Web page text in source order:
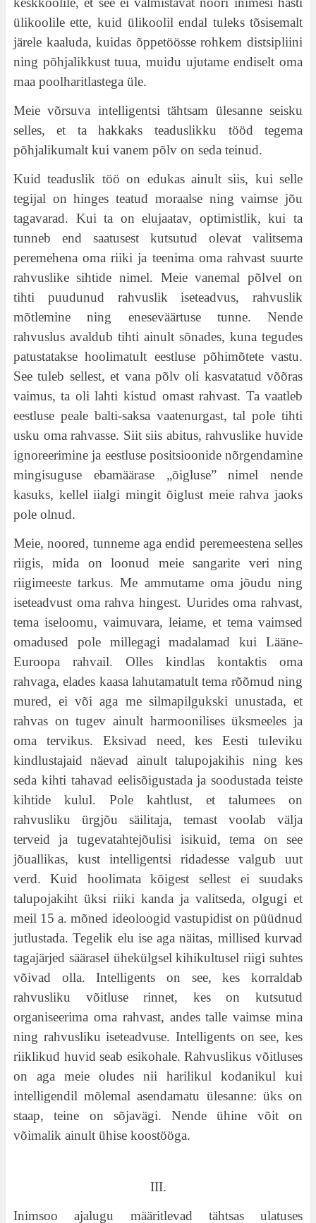
ülikoolile ette, kuid ülikoolil endal tuleks tõsisemalt
järele kaaluda, kuidas õppetöösse rohkem distsipliini
ning põhjalikkust tuua, muidu ujutame endiselt oma
maa poolharitlastega üle.
Meie võrsuva intelligentsi tähtsam ülesanne seisku
selles, et ta hakkaks teaduslikku tööd tegema
põhjalikumalt kui vanem põlv on seda teinud.
Kuid teaduslik töö on edukas ainult siis, kui selle
tegijal on hinges teatud moraalse ning vaimse jõu
tagavarad. Kui ta on elujaatav, optimistlik, kui ta
tunneb end saatusest kutsutud olevat valitsema
peremehena oma riiki ja teenima oma rahvast suurte
rahvuslike sihtide nimel. Meie vanemal põlvel on
tihti puudunud rahvuslik iseteadvus, rahvuslik
mõtlemine ning eneseväärtuse tunne. Nende
rahvuslus avaldub tihti ainult sõnades, kuna tegudes
patustatakse hoolimatult eestluse põhimõtete vastu.
See tuleb sellest, et vana põlv oli kasvatatud võõras
vaimus, ta oli lahti kistud omast rahvast. Ta vaatleb
eestluse peale balti-saksa vaatenurgast, tal pole tihti
usku oma rahvasse. Siit siis abitus, rahvuslike huvide
ignoreerimine ja eestluse positsioonide nõrgendamine
mingisuguse ebamäärase „õigluse” nimel nende
kasuks, kellel iialgi mingit õiglust meie rahva jaoks
pole olnud.
Meie, noored, tunneme aga endid peremeestena selles
riigis, mida on loonud meie sangarite veri ning
riigimeeste tarkus. Me ammutame oma jõudu ning
iseteadvust oma rahva hingest. Uurides oma rahvast,
tema iseloomu, vaimuvara, leiame, et tema vaimsed
omadused pole millegagi madalamad kui Lääne-
Euroopa rahvail. Olles kindlas kontaktis oma
rahvaga, elades kaasa lahutamatult tema rõõmud ning
mured, ei või aga me silmapilgukski unustada, et
rahvas on tugev ainult harmoonilises üksmeeles ja
oma tervikus. Eksivad need, kes Eesti tuleviku
kindlustajaid näevad ainult talupojakihis ning kes
seda kihti tahavad eelisõigustada ja soodustada teiste
kihtide kulul. Pole kahtlust, et talumees on
rahvusliku ürgjõu säilitaja, temast voolab välja
terveid ja tugevatahtejõulisi isikuid, tema on see
jõuallikas, kust intelligentsi ridadesse valgub uut
verd. Kuid hoolimata kõigest sellest ei suudaks
talupojakiht üksi riiki kanda ja valitseda, olgugi et
meil 15 a. mõned ideoloogid vastupidist on püüdnud
jutlustada. Tegelik elu ise aga näitas, millised kurvad
tagajärjed säärasel ühekülgsel kihikultusel riigi suhtes
võivad olla. Intelligents on see, kes korraldab
rahvusliku võitluse rinnet, kes on kutsutud
organiseerima oma rahvast, andes talle vaimse mina
ning rahvusliku iseteadvuse. Intelligents on see, kes
riiklikud huvid seab esikohale. Rahvuslikus võitluses
on aga meie oludes nii harilikul kodanikul kui
intelligendil mõlemal asendamatu ülesanne: üks on
staap, teine on sõjavägi. Nende ühine võit on
võimalik ainult ühise koostööga.
III.
Inimsoo ajalugu määritlevad tähtsas ulatuses